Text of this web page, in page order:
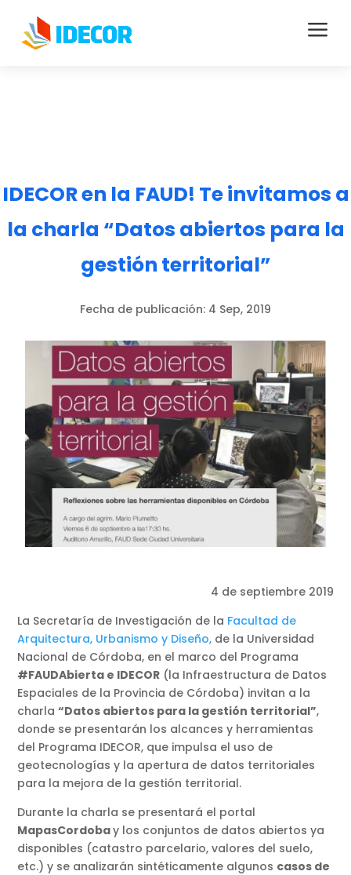
a
IDECOR en la FAUD! Te invitamos a
la charla “Datos abiertos para la
gestión territorial”
Fecha de publicación: 4 Sep, 2019
4 de septiembre 2019
La Secretaría de Investigación de la Facultad de
Arquitectura, Urbanismo y Diseño, de la Universidad
Nacional de Córdoba, en el marco del Programa
#FAUDAbierta e IDECOR (la Infraestructura de Datos
Espaciales de la Provincia de Córdoba) invitan a la
charla“Datos abiertos para la gestión territorial”,
donde se presentarán los alcances y herramientas
del Programa IDECOR, que impulsa el uso de
geotecnologías y la apertura de datos territoriales
para la mejora de la gestión territorial.
Durante la charla se presentará el portal
MapasCordobay los conjuntos de datos abiertos ya
disponibles (catastro parcelario, valores del suelo,
etc.) y se analizarán sintéticamente algunos casos de